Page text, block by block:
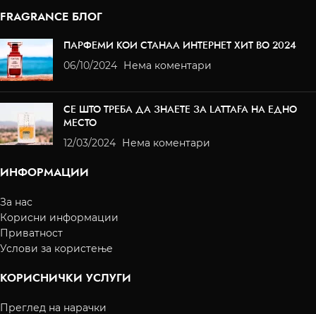
FRAGRANCE БЛОГ
ПАРФЕМИ КОИ СТАНАА ИНТЕРНЕТ ХИТ ВО 2024
06/10/2024 Нема коментари
СЕ ШТО ТРЕБА ДА ЗНАЕТЕ ЗА LATTAFA НА ЕДНО
МЕСТО
12/03/2024 Нема коментари
ИНФОРМАЦИИ
За нас
Корисни информации
Приватност
Услови за користење
КОРИСНИЧКИ УСЛУГИ
Преглед на нарачки